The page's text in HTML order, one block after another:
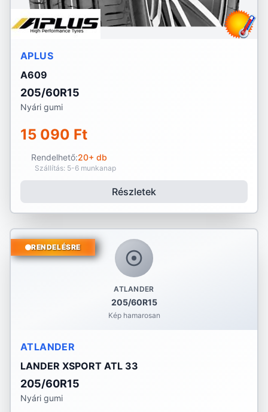
APLUS
A609
205/60R15
Nyári gumi
15 090 Ft
Rendelhető:20+ db
Szállítás: 5-6 munkanap
Részletek
ATLANDER
205/60R15
Kép hamarosan
RENDELÉSRE
ATLANDER
LANDER XSPORT ATL 33
205/60R15
Nyári gumi